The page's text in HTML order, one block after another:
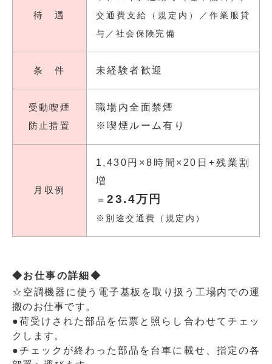
待 遇
交通費支給（規定内）／作業服貸
与／社会保険完備
条 件 未経験者歓迎
受動喫煙
防止措置
職場内全面禁煙
※喫煙ルーム有り
月収例
1,430円×8時間×20日+残業割
増
＝23.4万円
※別途交通費（規定内）
◆お仕事の詳細◆
☆空調機器に使う電子基板を取り扱う工場内での運
搬のお仕事です。
●荷受けされた部品を伝票と照らし合わせてチェッ
クします。
●チェックが終わった部品を台車に載せ、指定の各